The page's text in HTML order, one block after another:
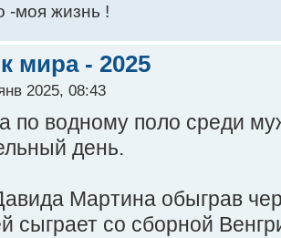
-моя жизнь !
мира - 2025
2025, 08:43
по водному поло среди
день.
Мартина обыграв
сыграет со сборной